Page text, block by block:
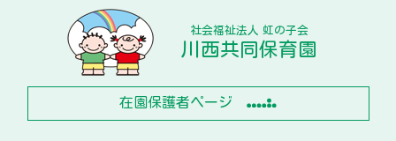
社会福祉法人 虹の子会
川西共同保育園
在園保護者ページ